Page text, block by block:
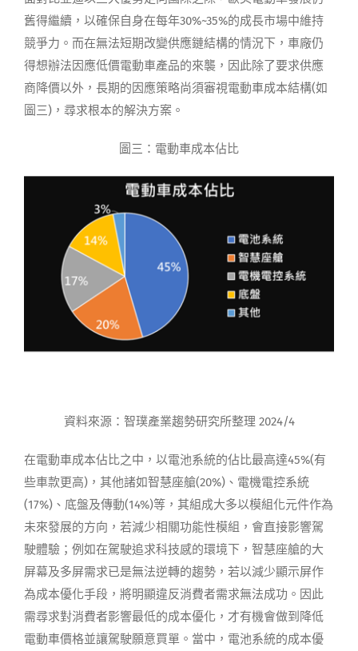
舊得繼續，以確保自身在每年30%~35%的成長市場中維持
競爭力。而在無法短期改變供應鏈結構的情況下，車廠仍
得想辦法因應低價電動車產品的來襲，因此除了要求供應
商降價以外，長期的因應策略尚須審視電動車成本結構(如
圖三)，尋求根本的解決方案。
圖三：電動車成本佔比
資料來源：智璞產業趨勢研究所整理 2024/4
在電動車成本佔比之中，以電池系統的佔比最高達45%(有
些車款更高)，其他諸如智慧座艙(20%)、電機電控系統
(17%)、底盤及傳動(14%)等，其組成大多以模組化元件作為
未來發展的方向，若減少相關功能性模組，會直接影響駕
駛體驗；例如在駕駛追求科技感的環境下，智慧座艙的大
屏幕及多屏需求已是無法逆轉的趨勢，若以減少顯示屏作
為成本優化手段，將明顯違反消費者需求無法成功。因此
需尋求對消費者影響最低的成本優化，才有機會做到降低
電動車價格並讓駕駛願意買單。當中，電池系統的成本優